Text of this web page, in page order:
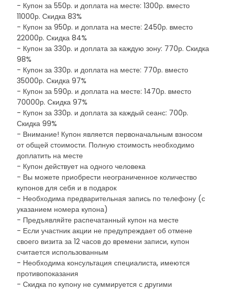
- Купон за 550р. и доплата на месте: 1300р. вместо
11000р. Скидка 83%
- Купон за 950р. и доплата на месте: 2450р. вместо
22000р. Скидка 84%
- Купон за 330р. и доплата за каждую зону: 770р. Скидка
98%
- Купон за 330р. и доплата на месте: 770р. вместо
35000р. Скидка 97%
- Купон за 590р. и доплата на месте: 1470р. вместо
70000р. Скидка 97%
- Купон за 330р. и доплата за каждый сеанс: 700р.
Скидка 99%
- Внимание! Купон является первоначальным взносом
от общей стоимости. Полную стоимость необходимо
доплатить на месте
- Купон действует на одного человека
- Вы можете приобрести неограниченное количество
купонов для себя и в подарок
- Необходима предварительная запись по телефону (с
указанием номера купона)
- Предъявляйте распечатанный купон на месте
- Если участник акции не предупреждает об отмене
своего визита за 12 часов до времени записи, купон
считается использованным
- Необходима консультация специалиста, имеются
противопоказания
- Скидка по купону не суммируется с другими